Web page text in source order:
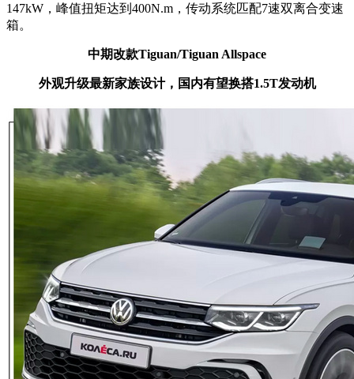
147kW，峰值扭矩达到400N.m， 传动系统匹配7速双离合变速
箱。
中期改款Tiguan/Tiguan Allspace
外观升级最新家族设计，国内有望换搭1.5T发动机